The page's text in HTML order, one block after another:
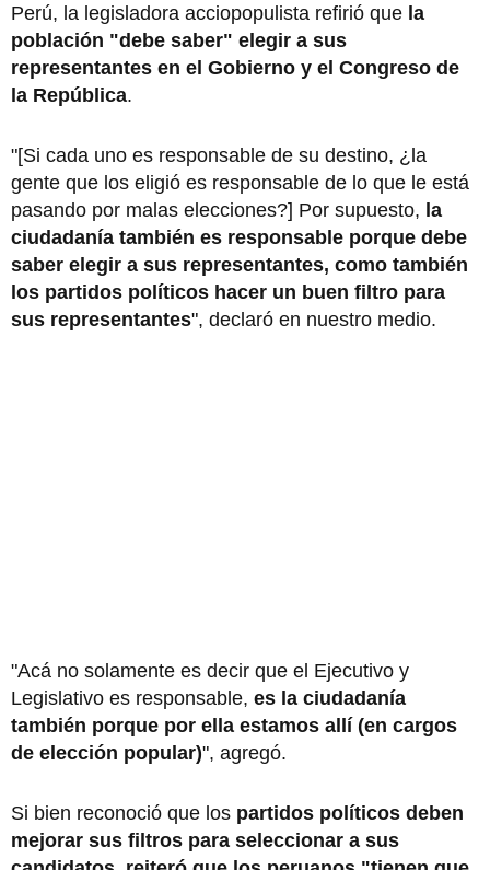
Perú, la legisladora acciopopulista refirió que la
población "debe saber" elegir a sus
representantes en el Gobierno y el Congreso de
la República.
"[Si cada uno es responsable de su destino, ¿la
gente que los eligió es responsable de lo que le está
pasando por malas elecciones?] Por supuesto, la
ciudadanía también es responsable porque debe
saber elegir a sus representantes, como también
los partidos políticos hacer un buen filtro para
sus representantes", declaró en nuestro medio.
"Acá no solamente es decir que el Ejecutivo y
Legislativo es responsable, es la ciudadanía
también porque por ella estamos allí (en cargos
de elección popular)", agregó.
Si bien reconoció que los partidos políticos deben
mejorar sus filtros para seleccionar a sus